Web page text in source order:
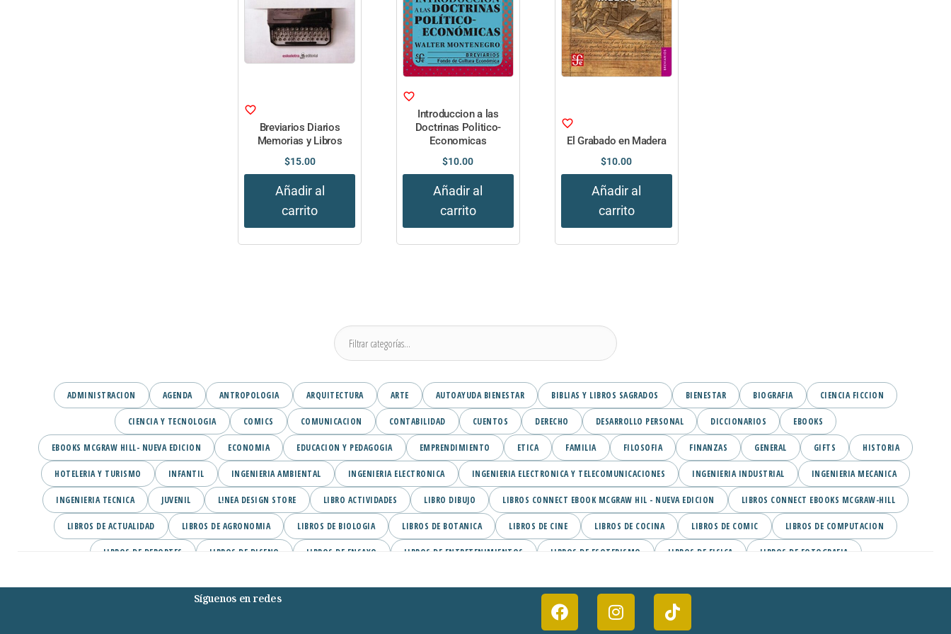
Breviarios Diarios
Memorias y Libros
$15.00
Añadir al
carrito
Introduccion a las
Doctrinas Politico-
Economicas
$10.00
Añadir al
carrito
El Grabado en Madera
$10.00
Añadir al
carrito
ADMINISTRACION AGENDA ANTROPOLOGIA ARQUITECTURA ARTE AUTOAYUDA BIENESTAR BIBLIAS Y LIBROS SAGRADOS BIENESTAR BIOGRAFIA CIENCIA FICCION
CIENCIA Y TECNOLOGIA COMICS COMUNICACION CONTABILIDAD CUENTOS DERECHO DESARROLLO PERSONAL DICCIONARIOS EBOOKS
EBOOKS MCGRAW HILL- NUEVA EDICION ECONOMIA EDUCACION Y PEDAGOGIA EMPRENDIMIENTO ETICA FAMILIA FILOSOFIA FINANZAS GENERAL GIFTS HISTORIA
HOTELERIA Y TURISMO INFANTIL INGENIERIA AMBIENTAL INGENIERIA ELECTRONICA INGENIERIA ELECTRONICA Y TELECOMUNICACIONES INGENIERIA INDUSTRIAL INGENIERIA MECANICA
INGENIERIA TECNICA JUVENIL L!NEA DESIGN STORE LIBRO ACTIVIDADES LIBRO DIBUJO LIBROS CONNECT EBOOK MCGRAW HIL - NUEVA EDICION LIBROS CONNECT EBOOKS MCGRAW-HILL
LIBROS DE ACTUALIDAD LIBROS DE AGRONOMIA LIBROS DE BIOLOGIA LIBROS DE BOTANICA LIBROS DE CINE LIBROS DE COCINA LIBROS DE COMIC LIBROS DE COMPUTACION
LIBROS DE DEPORTES LIBROS DE DISENO LIBROS DE ENSAYO LIBROS DE ENTRETENIMIENTOS LIBROS DE ESOTERISMO LIBROS DE FISICA LIBROS DE FOTOGRAFIA
LIBROS DE MUSICA LIBROS DE SUSPENSO Y TERROR LIBROS DE TEXTO
LIBROS PARA NIÑOS LITERATURA
Síguenos en redes